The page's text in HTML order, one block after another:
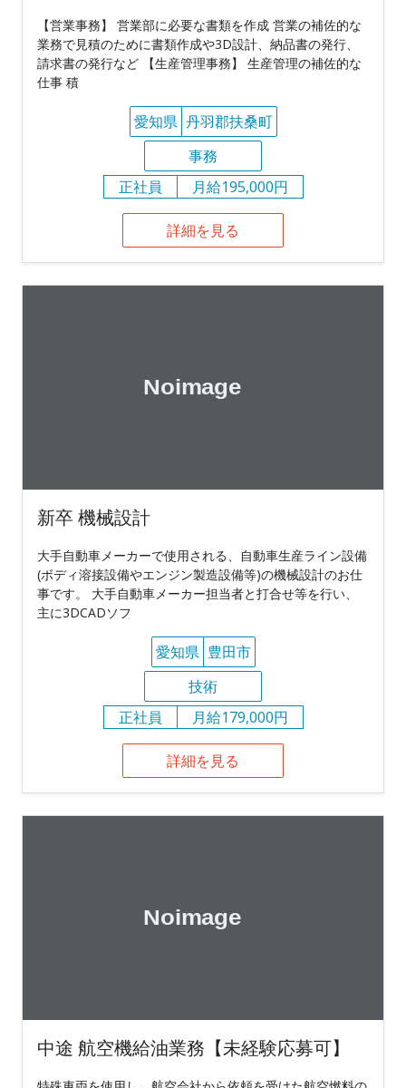
【営業事務】 営業部に必要な書類を作成 営業の補佐的な
業務で見積のために書類作成や3D設計、納品書の発行、
請求書の発行など 【生産管理事務】 生産管理の補佐的な
仕事 積
愛知県 丹羽郡扶桑町
事務
正社員
月給195,000円
詳細を見る
新卒 機械設計
大手自動車メーカーで使用される、自動車生産ライン設備
(ボディ溶接設備やエンジン製造設備等)の機械設計のお仕
事です。 大手自動車メーカー担当者と打合せ等を行い、
主に3DCADソフ
愛知県 豊田市
技術
正社員
月給179,000円
詳細を見る
中途 航空機給油業務【未経験応募可】